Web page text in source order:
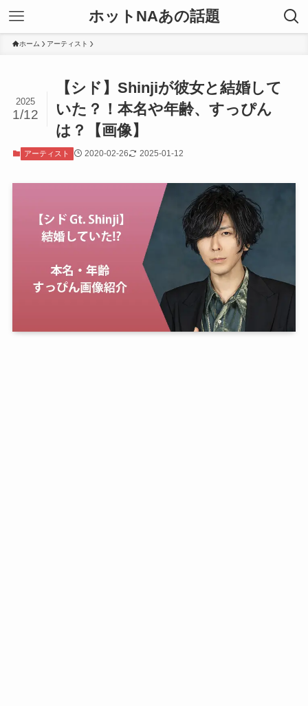
ホットNAあの話題
ホーム アーティスト
【シド】Shinjiが彼女と結婚して
いた？！本名や年齢、すっぴん
は？【画像】
2025
1/12
アーティスト 2020-02-26 2025-01-12